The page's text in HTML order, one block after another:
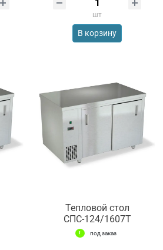
шт
В корзину
Тепловой стол
СПС-124/1607Т
под заказ